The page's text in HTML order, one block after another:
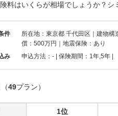
料はいくらが相場でしょうか？
件
所在地：東京都 千代田区｜建物
償：500万円｜地震保険：あり
み
申込方法：- 保険期間：1年,5年
（49プラン）
1位